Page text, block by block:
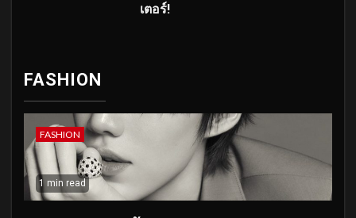
เตอร์!
FASHION
FASHION
1 min read